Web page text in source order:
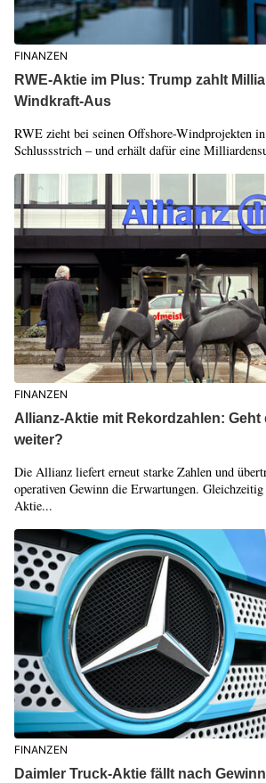
FINANZEN
RWE-Aktie im Plus: Trump zahlt
Windkraft-Aus
RWE zieht bei seinen Offshore-Windprojekten
Schlussstrich – und erhält dafür eine
FINANZEN
Allianz-Aktie mit Rekordzahlen: Geht
weiter?
Die Allianz liefert erneut starke Zahlen und
operativen Gewinn die Erwartungen.
Aktie...
FINANZEN
Daimler Truck-Aktie fällt nach